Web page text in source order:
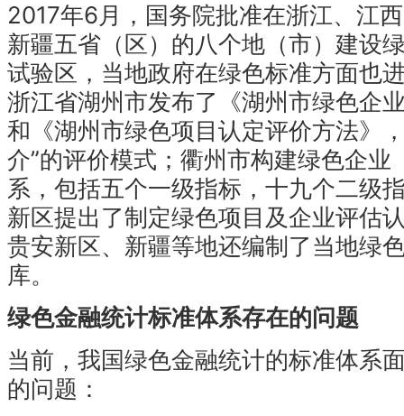
2017年6月，国务院批准在浙江、江
新疆五省（区）的八个地（市）建设
试验区，当地政府在绿色标准方面也
浙江省湖州市发布了《湖州市绿色企
和《湖州市绿色项目认定评价方法》
介”的评价模式；衢州市构建绿色企业
系，包括五个一级指标，十九个二级
新区提出了制定绿色项目及企业评估
贵安新区、新疆等地还编制了当地绿
库。
绿色金融统计标准体系存在的问题
当前，我国绿色金融统计的标准体系
的问题：